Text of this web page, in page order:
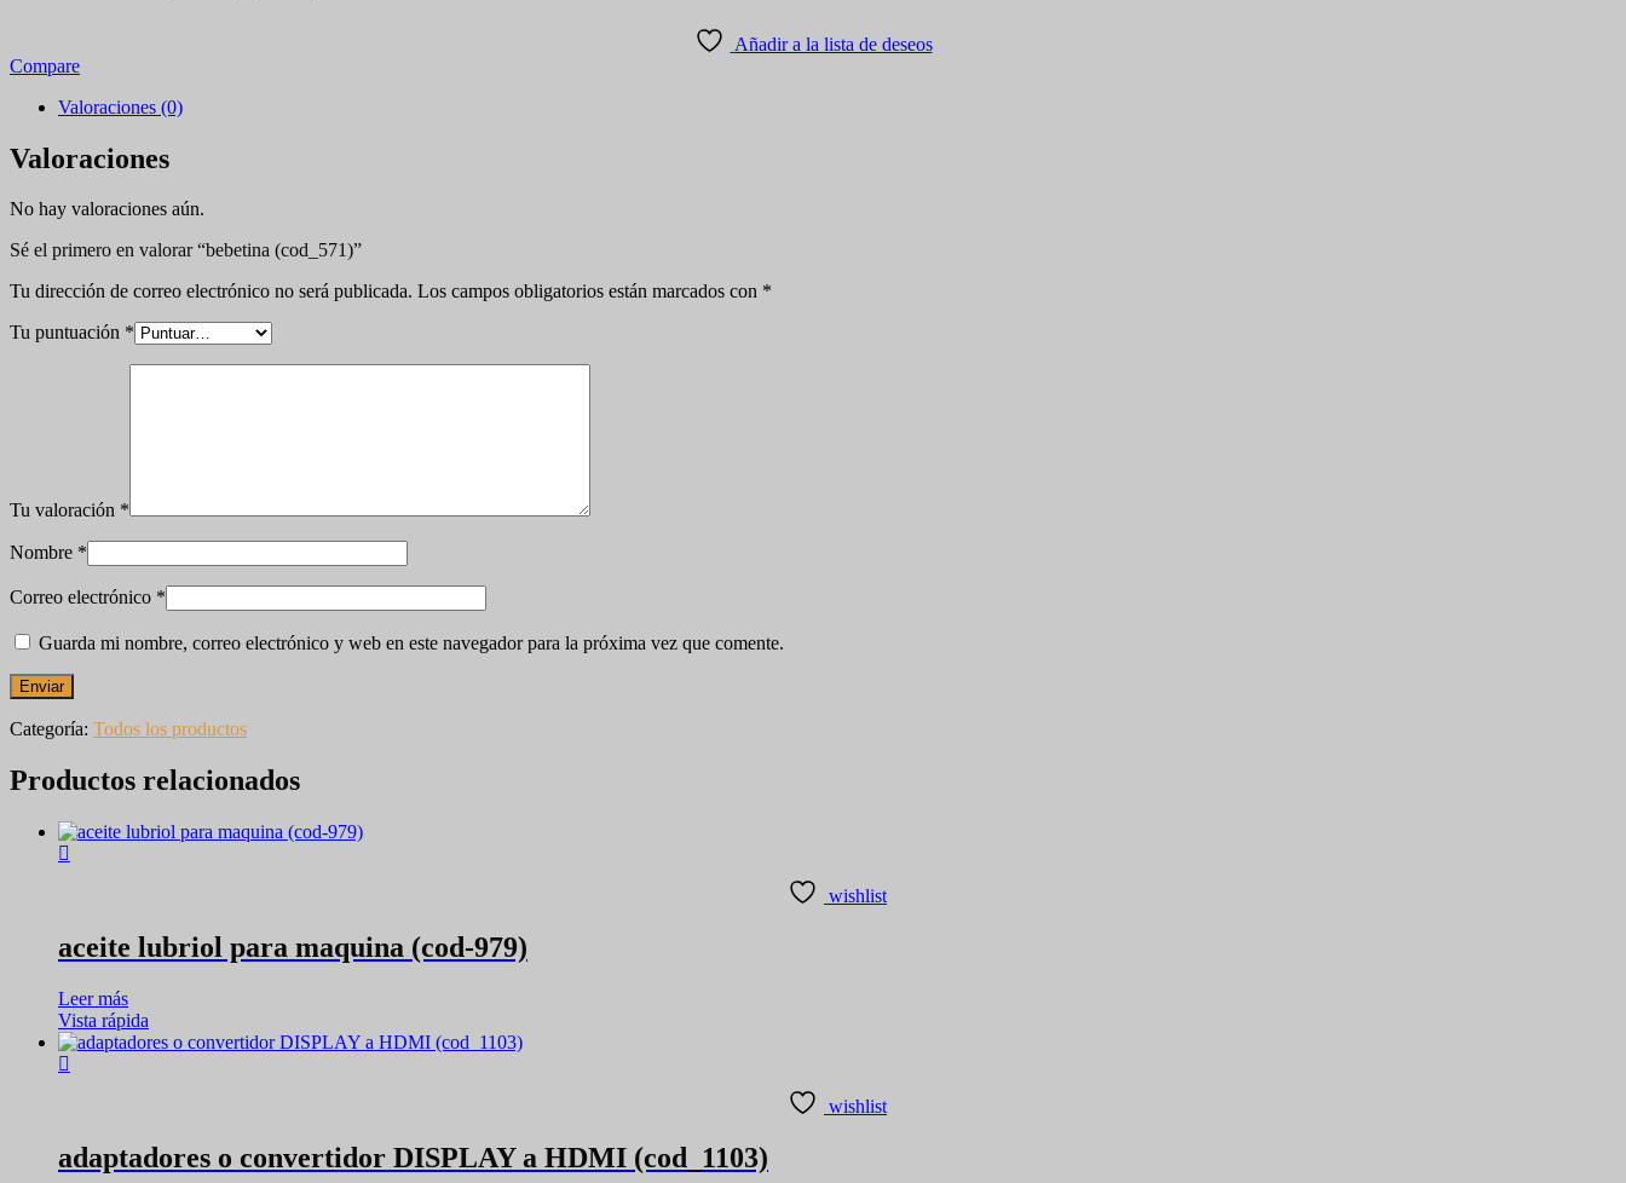
Añadir a la lista de deseos
Compare
Valoraciones (0)
Valoraciones
No hay valoraciones aún.
Sé el primero en valorar “bebetina (cod_571)”
Tu dirección de correo electrónico no será publicada. Los campos obligatorios están marcados con *
Tu puntuación *
Tu valoración *
Nombre *
Correo electrónico *
Guarda mi nombre, correo electrónico y web en este navegador para la próxima vez que comente.
Categoría: Todos los productos
Productos relacionados
wishlist
aceite lubriol para maquina (cod-979)
Leer más
Vista rápida
wishlist
adaptadores o convertidor DISPLAY a HDMI (cod_1103)